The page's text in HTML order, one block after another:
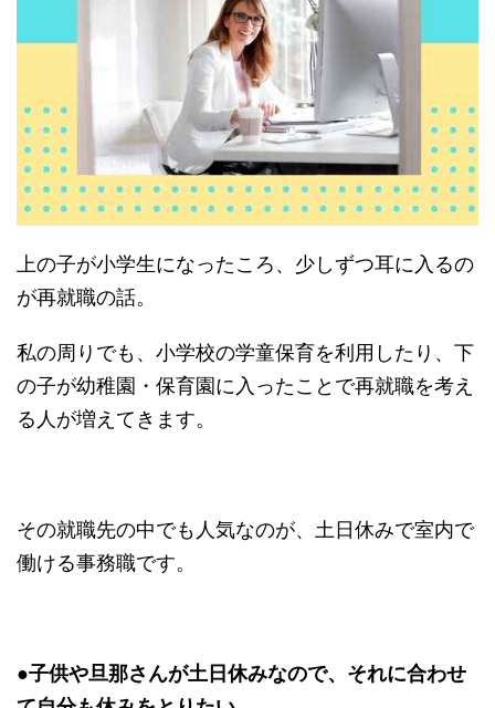
上の子が小学生になったころ、少しずつ耳に入るの
が再就職の話。
私の周りでも、小学校の学童保育を利用したり、下
の子が幼稚園・保育園に入ったことで再就職を考え
る人が増えてきます。
その就職先の中でも人気なのが、土日休みで室内で
働ける事務職です。
●子供や旦那さんが土日休みなので、それに合わせ